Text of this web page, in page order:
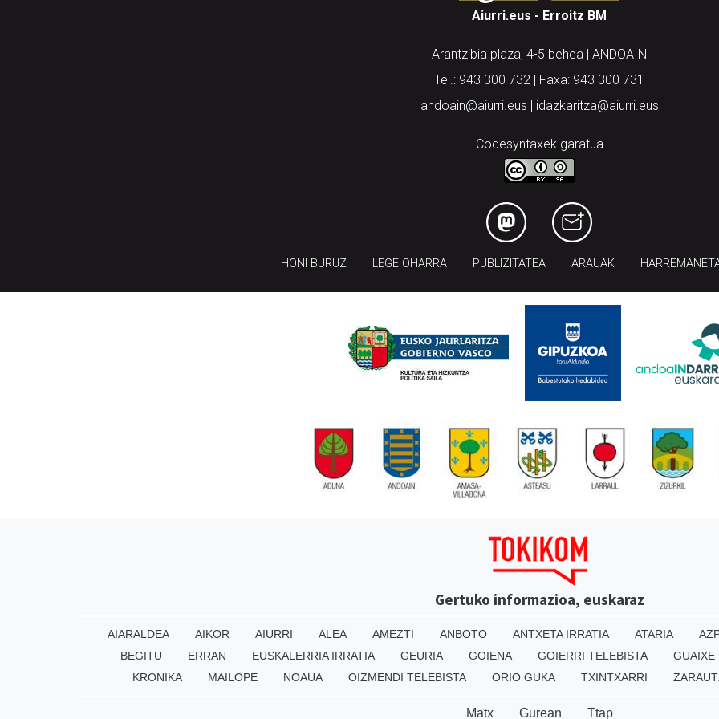
Aiurri.eus - Erroitz BM
Arantzibia plaza, 4-5 behea | ANDOAIN
Tel.: 943 300 732 | Faxa: 943 300 731
andoain@aiurri.eus | idazkaritza@aiurri.eus
Codesyntaxek garatua
HONI BURUZ LEGE OHARRA PUBLIZITATEA ARAUAK
Gertuko informazioa, euskaraz
AIARALDEA AIKOR AIURRI ALEA AMEZTI ANBOTO ANTXETA IRRATIA ATARIA
BEGITU
ERRAN EUSKALERRIA IRRATIA GEURIA GOIENA GOIERRI TELEBISTA GUAIXE
KRONIKA
MAILOPE NOAUA OIZMENDI TELEBISTA ORIO GUKA TXINTXARRI
Matx Gurean Ttap